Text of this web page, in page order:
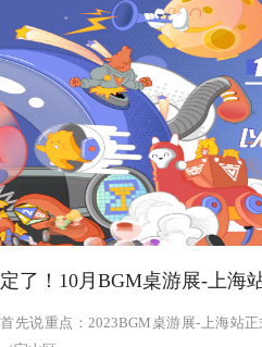
定了！10月BGM桌游展-上海
首先说重点：2023BGM桌游展-上海站